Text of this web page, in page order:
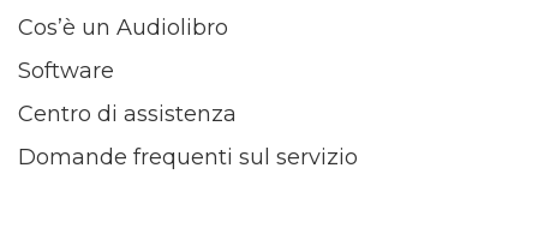
Cos’è un Audiolibro
Software
Centro di assistenza
Domande frequenti sul servizio